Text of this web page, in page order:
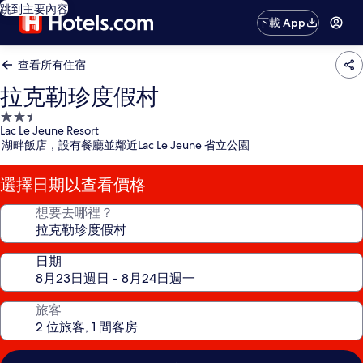
跳到主要內容
下載 App
查看所有住宿
拉克勒珍度假村
2.5
星
級
住
宿
Lac Le Jeune Resort
湖畔飯店，設有餐廳並鄰近Lac Le Jeune 省立公園
選擇日期以查看價格
想要去哪裡？
日期
旅客